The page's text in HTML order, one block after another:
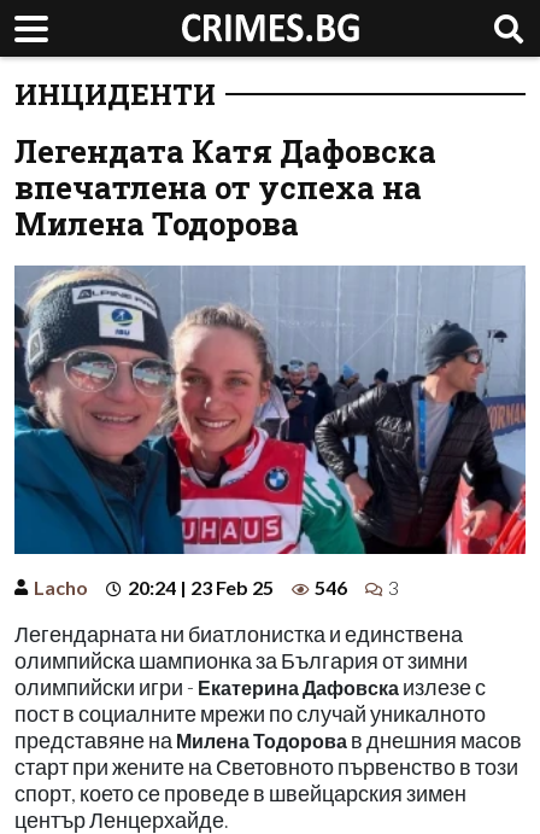
ИНЦИДЕНТИ
Легендата Катя Дафовска
впечатлена от успеха на
Милена Тодорова
Lacho 20:24 | 23 Feb 25 546 3
Легендарната ни биатлонистка и единствена
олимпийска шампионка за България от зимни
олимпийски игри - Екатерина Дафовска излезе с
пост в социалните мрежи по случай уникалното
представяне на Милена Тодорова в днешния масов
старт при жените на Световното първенство в този
спорт, което се проведе в швейцарския зимен
център Ленцерхайде.